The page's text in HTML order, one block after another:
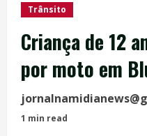
Trânsito
Criança de 12
por moto em
1 min read